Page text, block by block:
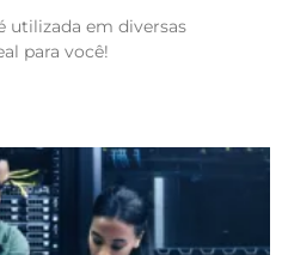
utilizada em diversas
para você!